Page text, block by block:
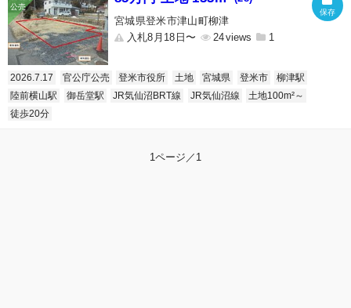
宮城県登米市津山町柳津
入札8月18日〜
24 1
2026.7.17 官公庁公売 登米市役所 土地 宮城県 登米市
柳津駅
陸前横山駅
御岳堂駅 JR気仙沼BRT線 JR気仙沼線
土地100m²～
徒歩20分
1ページ／1